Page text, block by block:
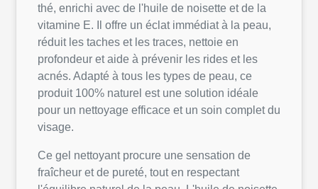
thé, enrichi avec de l'huile de noisette et de la
vitamine E. Il offre un éclat immédiat à la peau,
réduit les taches et les traces, nettoie en
profondeur et aide à prévenir les rides et les
acnés. Adapté à tous les types de peau, ce
produit 100% naturel est une solution idéale
pour un nettoyage efficace et un soin complet du
visage.
Ce gel nettoyant procure une sensation de
fraîcheur et de pureté, tout en respectant